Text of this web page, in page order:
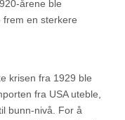
årene ble
en sterkere
krisen fra 1929 ble
fra USA uteble,
bunn-nivå. For å